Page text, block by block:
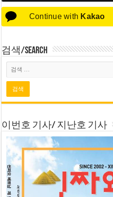
Continue with Kakao
검색/Search
이번호 기사/ 지난호 기사